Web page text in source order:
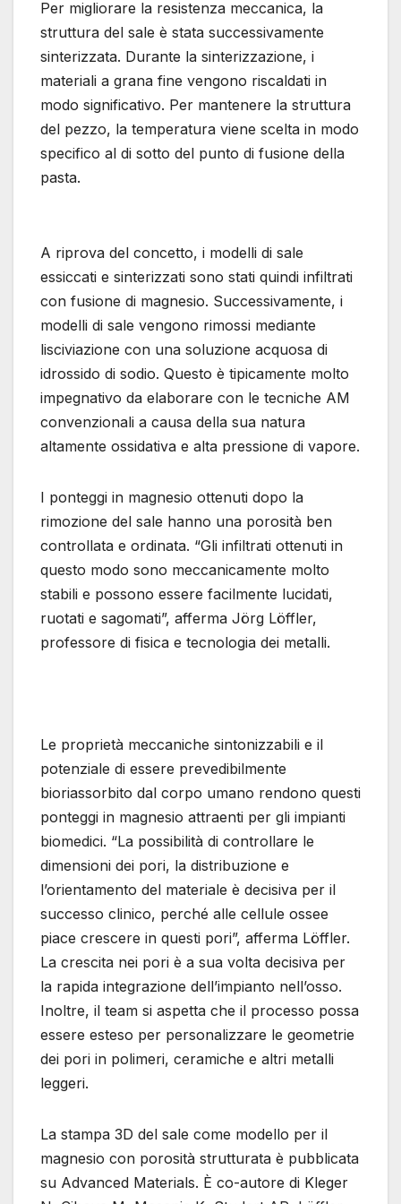
Per migliorare la resistenza meccanica, la
struttura del sale è stata successivamente
sinterizzata. Durante la sinterizzazione, i
materiali a grana fine vengono riscaldati in
modo significativo. Per mantenere la struttura
del pezzo, la temperatura viene scelta in modo
specifico al di sotto del punto di fusione della
pasta.
A riprova del concetto, i modelli di sale
essiccati e sinterizzati sono stati quindi infiltrati
con fusione di magnesio. Successivamente, i
modelli di sale vengono rimossi mediante
lisciviazione con una soluzione acquosa di
idrossido di sodio. Questo è tipicamente molto
impegnativo da elaborare con le tecniche AM
convenzionali a causa della sua natura
altamente ossidativa e alta pressione di vapore.
I ponteggi in magnesio ottenuti dopo la
rimozione del sale hanno una porosità ben
controllata e ordinata. “Gli infiltrati ottenuti in
questo modo sono meccanicamente molto
stabili e possono essere facilmente lucidati,
ruotati e sagomati”, afferma Jörg Löffler,
professore di fisica e tecnologia dei metalli.
Le proprietà meccaniche sintonizzabili e il
potenziale di essere prevedibilmente
bioriassorbito dal corpo umano rendono questi
ponteggi in magnesio attraenti per gli impianti
biomedici. “La possibilità di controllare le
dimensioni dei pori, la distribuzione e
l’orientamento del materiale è decisiva per il
successo clinico, perché alle cellule ossee
piace crescere in questi pori”, afferma Löffler.
La crescita nei pori è a sua volta decisiva per
la rapida integrazione dell’impianto nell’osso.
Inoltre, il team si aspetta che il processo possa
essere esteso per personalizzare le geometrie
dei pori in polimeri, ceramiche e altri metalli
leggeri.
La stampa 3D del sale come modello per il
magnesio con porosità strutturata è pubblicata
su Advanced Materials. È co-autore di Kleger